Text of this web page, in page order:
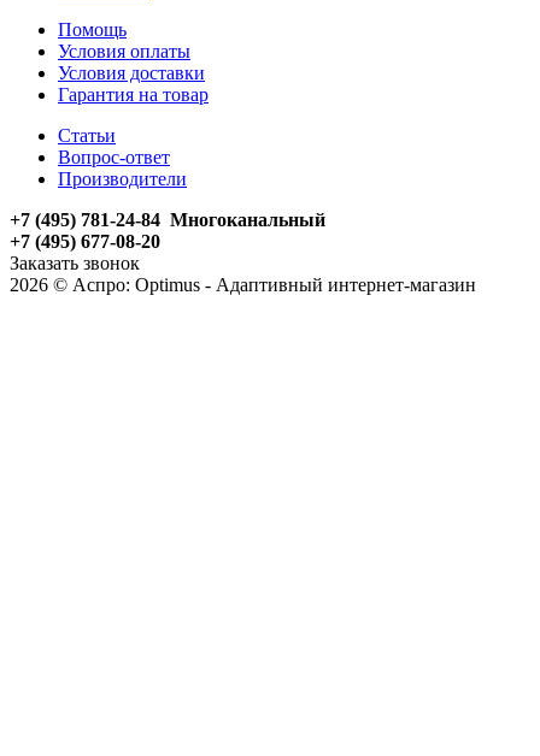
Помощь
Условия оплаты
Условия доставки
Гарантия на товар
Статьи
Вопрос-ответ
Производители
+7 (495) 781-24-84 Многоканальный
+7 (495) 677-08-20
Заказать звонок
2026 © Аспро: Optimus - Адаптивный интернет-магазин